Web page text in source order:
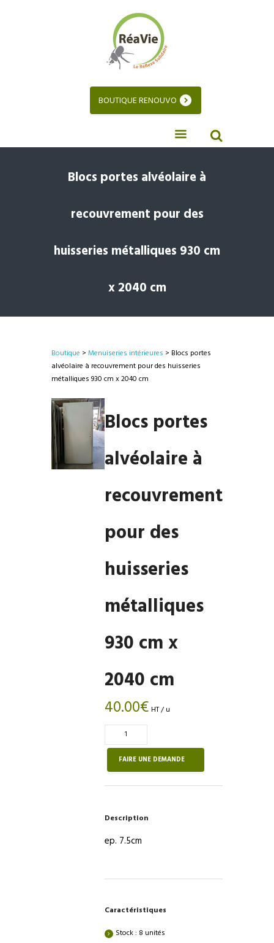
BOUTIQUE RENOUVO
Blocs portes alvéolaire à
recouvrement pour des
huisseries métalliques 930 cm
x 2040 cm
Boutique > Menuiseries intérieures > Blocs portes
alvéolaire à recouvrement pour des huisseries
métalliques 930 cm x 2040 cm
Blocs portes
alvéolaire à
recouvrement
pour des
huisseries
métalliques
930 cm x
2040 cm
40.00€ HT / u
Quantité
de
Blocs
portes
pour
huisseries
2040
FAIRE UNE DEMANDE
Description
ep. 7.5cm
Caractéristiques
Stock : 8 unités